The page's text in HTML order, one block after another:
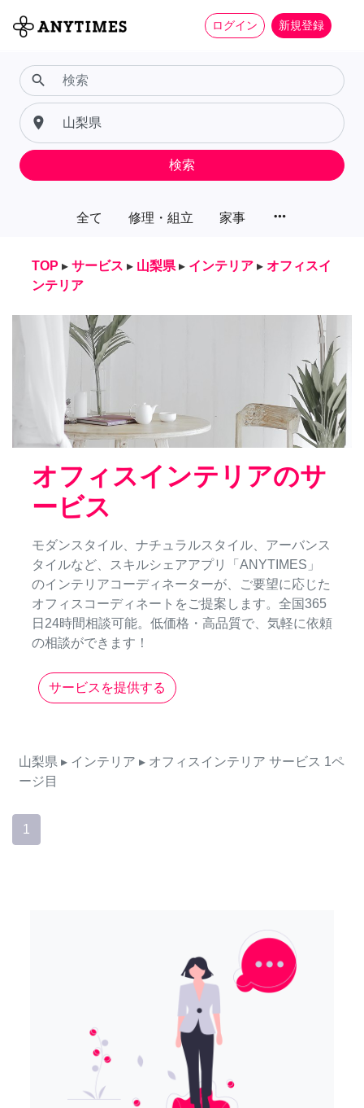
ログイン 新規登録
全て 修理・組立 家事 more_horiz
search
place
検索
TOP ▸ サービス ▸ 山梨県 ▸ インテリア ▸ オフィスイ
ンテリア
オフィスインテリアのサ
ービス
モダンスタイル、ナチュラルスタイル、アーバンス
タイルなど、スキルシェアアプリ「ANYTIMES」
のインテリアコーディネーターが、ご要望に応じた
オフィスコーディネートをご提案します。全国365
日24時間相談可能。低価格・高品質で、気軽に依頼
の相談ができます！
サービスを提供する
山梨県 ▸ インテリア ▸ オフィスインテリア サービス 1ペ
ージ目
1